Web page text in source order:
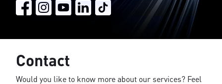
Contact
Would you like to know more about our services? Feel